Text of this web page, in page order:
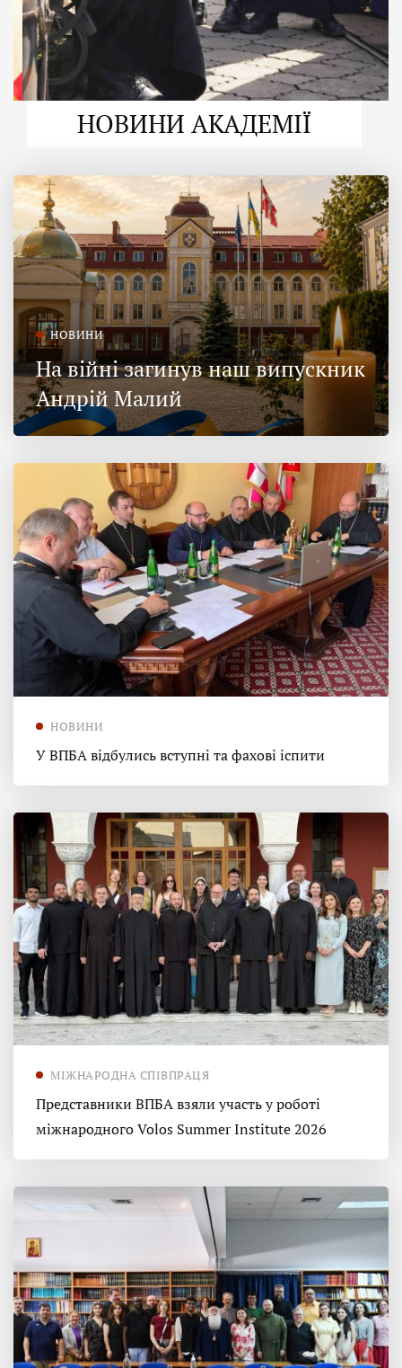
НОВИНИ АКАДЕМІЇ
НОВИНИ
На війні загинув наш випускник
Андрій Малий
НОВИНИ
У ВПБА відбулись вступні та фахові іспити
МІЖНАРОДНА СПІВПРАЦЯ
Представники ВПБА взяли участь у роботі
міжнародного Volos Summer Institute 2026